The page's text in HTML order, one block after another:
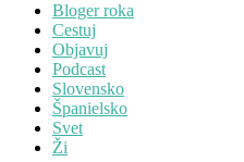
Bloger roka
Cestuj
Objavuj
Podcast
Slovensko
Španielsko
Svet
Ži